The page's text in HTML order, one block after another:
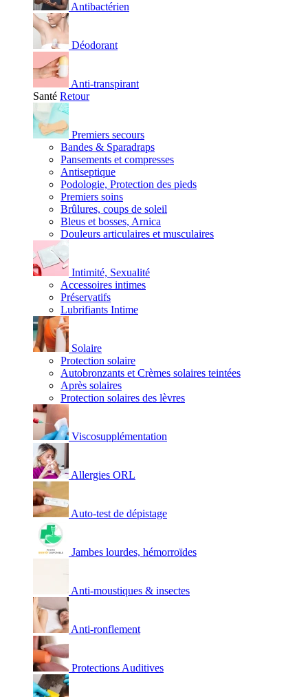
Antibactérien
Déodorant
Anti-transpirant
Santé Retour
Premiers secours
Bandes & Sparadraps
Pansements et compresses
Antiseptique
Podologie, Protection des pieds
Premiers soins
Brûlures, coups de soleil
Bleus et bosses, Arnica
Douleurs articulaires et musculaires
Intimité, Sexualité
Accessoires intimes
Préservatifs
Lubrifiants Intime
Solaire
Protection solaire
Autobronzants et Crèmes solaires teintées
Après solaires
Protection solaires des lèvres
Viscosupplémentation
Allergies ORL
Auto-test de dépistage
Jambes lourdes, hémorroïdes
Anti-moustiques & insectes
Anti-ronflement
Protections Auditives